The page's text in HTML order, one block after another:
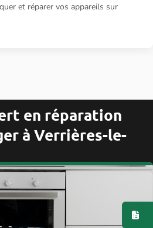
et réparer vos appareils sur
en réparation
à Verrières-le-
à domicile, nous mettons notre
petits ou gros électroménagers.
rapidement chez vous pour
d’appareils.